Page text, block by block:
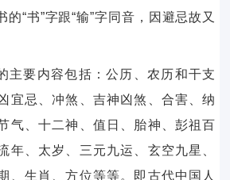
“书”字跟“输”字同音，因避忌故又
主要内容包括：公历、农历和干支
宜忌、冲煞、吉神凶煞、合害、纳
气、十二神、值日、胎神、彭祖百
年、太岁、三元九运、玄空九星、
、生肖、方位等等。即古代中国人